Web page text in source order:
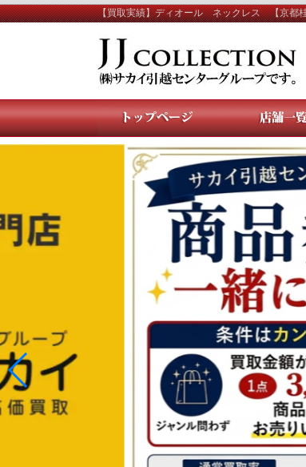
【買取実績】ディオール ネックレス 【京都